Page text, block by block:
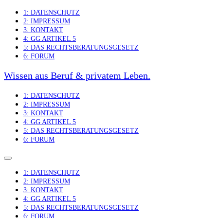
Skip
content
1: DATENSCHUTZ
2: IMPRESSUM
3: KONTAKT
4: GG ARTIKEL 5
5: DAS RECHTSBERATUNGSGESETZ
6: FORUM
Wissen aus Beruf & privatem Leben.
1: DATENSCHUTZ
2: IMPRESSUM
3: KONTAKT
4: GG ARTIKEL 5
5: DAS RECHTSBERATUNGSGESETZ
6: FORUM
1: DATENSCHUTZ
2: IMPRESSUM
3: KONTAKT
4: GG ARTIKEL 5
5: DAS RECHTSBERATUNGSGESETZ
6: FORUM